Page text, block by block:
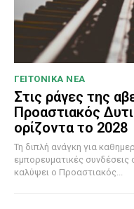
ΓΕΙΤΟΝΙΚΑ ΝΕΑ
Στις ράγες της
Προαστιακός
ορίζοντα το 2028
Τη διπλή ανάγκη για
εμπορευματικές συνδέσεις
καλύψει ο Προαστιακός...